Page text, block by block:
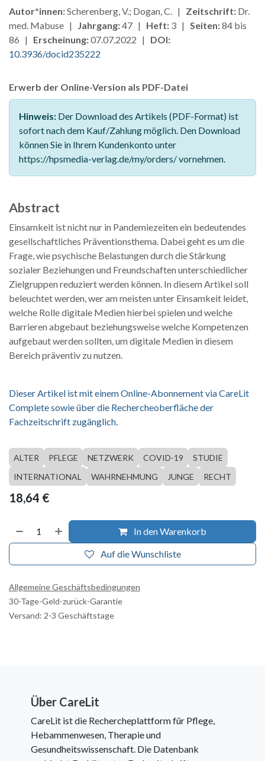
Autor*innen:Scherenberg, V.; Dogan, C. | Zeitschrift: Dr.
med. Mabuse | Jahrgang:47 | Heft: 3 | Seiten:84 bis
86 | Erscheinung:07.07.2022 | DOI:
10.3936/docid235222
Erwerb der Online-Version als PDF-Datei
Hinweis: Der Download des Artikels (PDF-Format) ist
sofort nach dem Kauf/Zahlung möglich. Den Download
können Sie in Ihrem Kundenkonto unter
https://hpsmedia-verlag.de/my/orders/ vornehmen.
Abstract
Einsamkeit ist nicht nur in Pandemiezeiten ein bedeutendes
gesellschaftliches Präventionsthema. Dabei geht es um die
Frage, wie psychische Belastungen durch die Stärkung
sozialer Beziehungen und Freundschaften unterschiedlicher
Zielgruppen reduziert werden können. In diesem Artikel soll
beleuchtet werden, wer am meisten unter Einsamkeit leidet,
welche Rolle digitale Medien hierbei spielen und welche
Barrieren abgebaut beziehungsweise welche Kompetenzen
aufgebaut werden sollten, um digitale Medien in diesem
Bereich präventiv zu nutzen.
Dieser Artikel ist mit einem Online-Abonnement via CareLit
Complete sowie über die Rechercheoberfläche der
Fachzeitschrift zugänglich.
ALTER PFLEGE NETZWERK COVID-19
STUDIE
INTERNATIONAL
WAHRNEHMUNG JUNGE RECHT
18,64 €
In den Warenkorb
Auf die Wunschliste
Allgemeine Geschäftsbedingungen
30-Tage-Geld-zurück-Garantie
Versand: 2-3 Geschäftstage
Über CareLit
CareLit ist die Rechercheplattform für Pflege,
Hebammenwesen, Therapie und
Gesundheitswissenschaft. Die Datenbank